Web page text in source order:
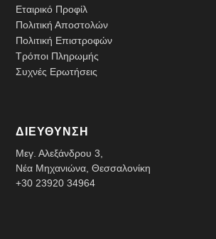
Εταιρικό Προφίλ
Πολιτική Αποστολών
Πολιτική Επιστροφών
Τρόποι Πληρωμής
Συχνές Ερωτήσεις
ΔΙΕΥΘΥΝΣΗ
Μεγ. Αλεξάνδρου 3,
Νέα Μηχανιώνα, Θεσσαλονίκη
+30 23920 34964